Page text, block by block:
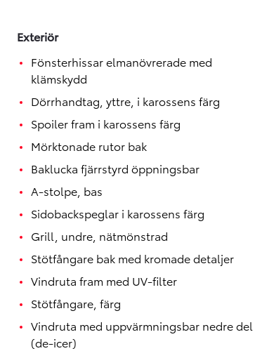
Exteriör
Fönsterhissar elmanövrerade med
klämskydd
Dörrhandtag, yttre, i karossens färg
Spoiler fram i karossens färg
Mörktonade rutor bak
Baklucka fjärrstyrd öppningsbar
A-stolpe, bas
Sidobackspeglar i karossens färg
Grill, undre, nätmönstrad
Stötfångare bak med kromade detaljer
Vindruta fram med UV-filter
Stötfångare, färg
Vindruta med uppvärmningsbar nedre del
(de-icer)